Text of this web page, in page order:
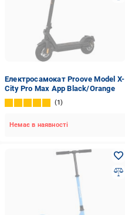
Електросамокат Proove Model X-
City Pro Max App Black/Orange
1
Немає в наявності